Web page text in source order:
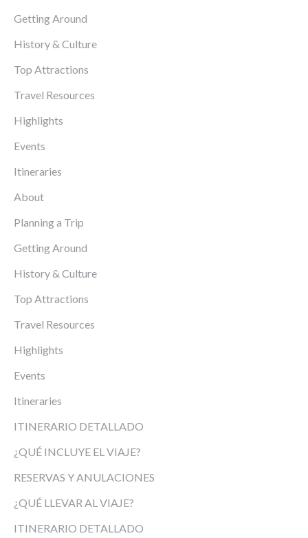
Getting Around
History & Culture
Top Attractions
Travel Resources
Highlights
Events
Itineraries
About
Planning a Trip
Getting Around
History & Culture
Top Attractions
Travel Resources
Highlights
Events
Itineraries
ITINERARIO DETALLADO
¿QUÉ INCLUYE EL VIAJE?
RESERVAS Y ANULACIONES
¿QUÉ LLEVAR AL VIAJE?
ITINERARIO DETALLADO